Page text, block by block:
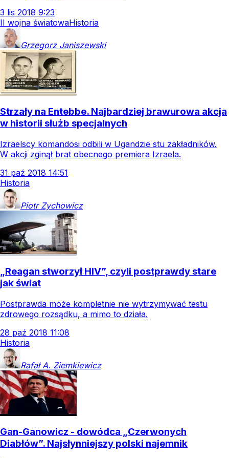
3 lis 2018 9:23
II wojna światowaHistoria
Grzegorz Janiszewski
Strzały na Entebbe. Najbardziej brawurowa akcja
w historii służb specjalnych
Izraelscy komandosi odbili w Ugandzie stu zakładników.
W akcji zginął brat obecnego premiera Izraela.
31 paź 2018 14:51
Historia
Piotr Zychowicz
„Reagan stworzył HIV”, czyli postprawdy stare
jak świat
Postprawda może kompletnie nie wytrzymywać testu
zdrowego rozsądku, a mimo to działa.
28 paź 2018 11:08
Historia
Rafał A. Ziemkiewicz
Gan-Ganowicz - dowódca „Czerwonych
Diabłów”. Najsłynniejszy polski najemnik